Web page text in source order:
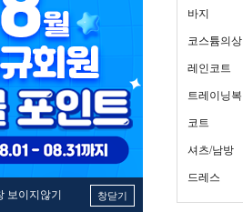
보이지않기 창닫기
바지
코스튬의상
레인코트
트레이닝복
코트
셔츠/남방
드레스